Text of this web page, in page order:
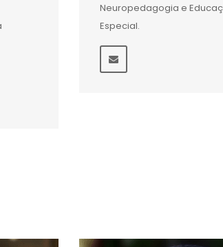
Neuropedagogia e
Especial.